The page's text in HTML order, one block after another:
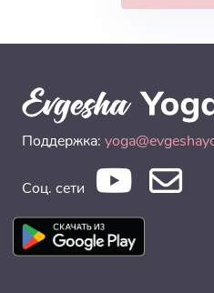
Поддержка:
Соц. сети